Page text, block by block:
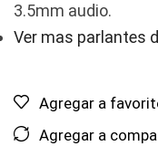
3.5mm audio.
Ver mas parlantes
Agregar a
Agregar a